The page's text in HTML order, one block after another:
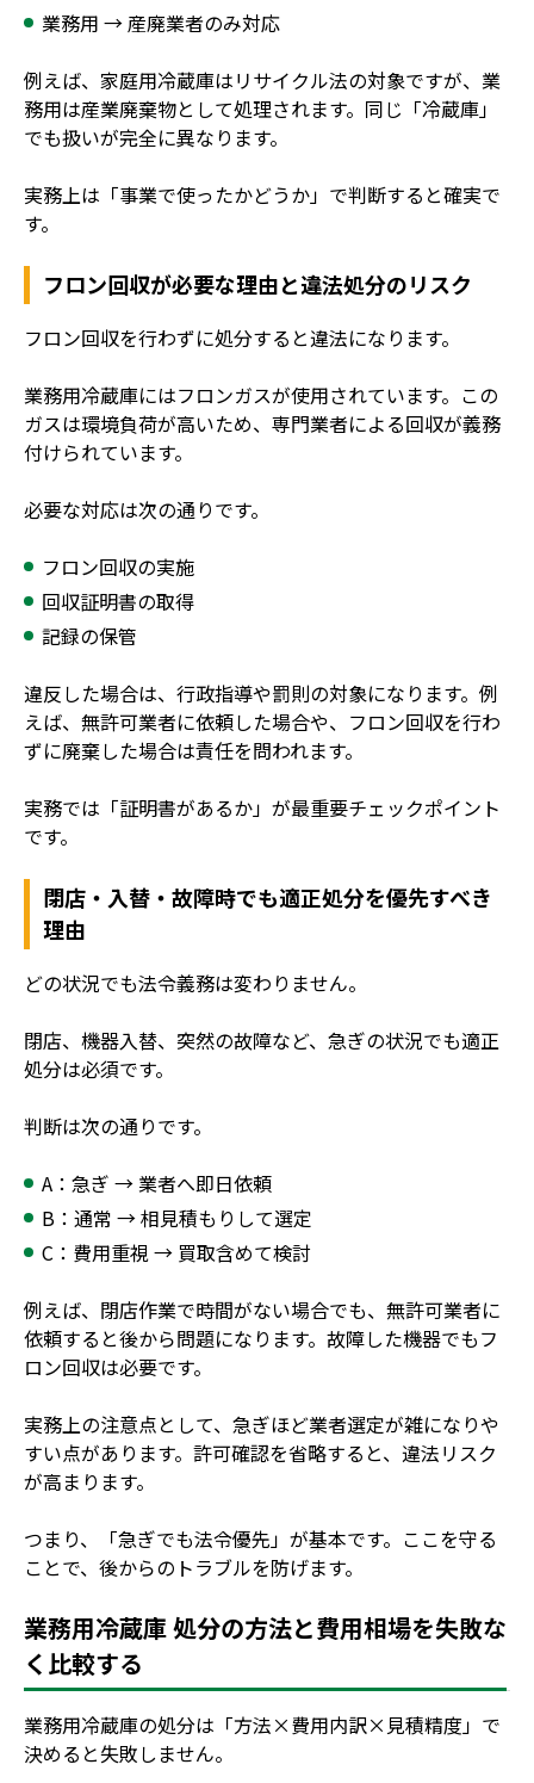
業務用 → 産廃業者のみ対応
例えば、家庭用冷蔵庫はリサイクル法の対象ですが、業
務用は産業廃棄物として処理されます。同じ「冷蔵庫」
でも扱いが完全に異なります。
実務上は「事業で使ったかどうか」で判断すると確実で
す。
フロン回収が必要な理由と違法処分のリスク
フロン回収を行わずに処分すると違法になります。
業務用冷蔵庫にはフロンガスが使用されています。この
ガスは環境負荷が高いため、専門業者による回収が義務
付けられています。
必要な対応は次の通りです。
フロン回収の実施
回収証明書の取得
記録の保管
違反した場合は、行政指導や罰則の対象になります。例
えば、無許可業者に依頼した場合や、フロン回収を行わ
ずに廃棄した場合は責任を問われます。
実務では「証明書があるか」が最重要チェックポイント
です。
閉店・入替・故障時でも適正処分を優先すべき
理由
どの状況でも法令義務は変わりません。
閉店、機器入替、突然の故障など、急ぎの状況でも適正
処分は必須です。
判断は次の通りです。
A：急ぎ → 業者へ即日依頼
B：通常 → 相見積もりして選定
C：費用重視 → 買取含めて検討
例えば、閉店作業で時間がない場合でも、無許可業者に
依頼すると後から問題になります。故障した機器でもフ
ロン回収は必要です。
実務上の注意点として、急ぎほど業者選定が雑になりや
すい点があります。許可確認を省略すると、違法リスク
が高まります。
つまり、「急ぎでも法令優先」が基本です。ここを守る
ことで、後からのトラブルを防げます。
業務用冷蔵庫 処分の方法と費用相場を失敗な
く比較する
業務用冷蔵庫の処分は「方法×費用内訳×見積精度」で
決めると失敗しません。